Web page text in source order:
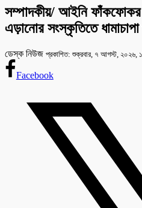
সম্পাদকীয়/ আইনি ফাঁকফোকর
এড়ানোর সংস্কৃতিতে
ডেস্ক নিউজ প্রকাশিত: শুক্রবার, ৭ আগস্ট, ২০২৬,
Facebook